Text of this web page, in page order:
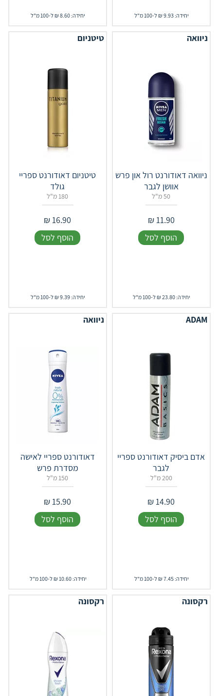
יחידה: 9.93 ₪ ל-100 מ"ל יחידה: 8.60 ₪ ל-100 מ"ל
ניוואה
ניוואה דאודורנט רול און פרש
אוושן לגבר
50 מ"ל
11.90
₪
הוסף לסל
יחידה: 23.80 ₪ ל-100 מ"ל
טיטניום
טיטניום דאודורנט ספריי
גולד
180 מ"ל
16.90
₪
הוסף לסל
יחידה: 9.39 ₪ ל-100 מ"ל
ADAM
אדם ביסיק דאודורנט ספריי
לגבר
200 מ"ל
14.90
₪
הוסף לסל
יחידה: 7.45 ₪ ל-100 מ"ל
ניוואה
דאודורנט ספריי לאישה
מסדרת פרש
150 מ"ל
15.90
₪
הוסף לסל
יחידה: 10.60 ₪ ל-100 מ"ל
רקסונה רקסונה